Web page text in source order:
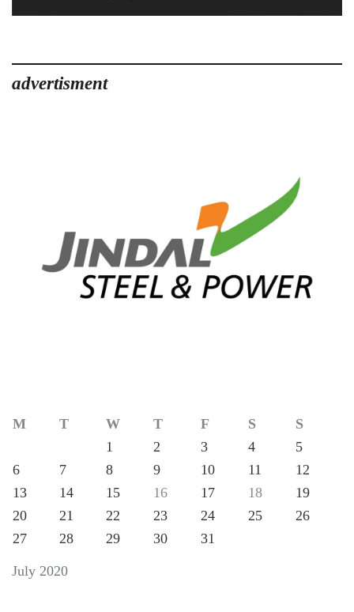
advertisment
July 2020
M T W T F S
S
1
2 3 4
5
6
7 8 9 10 11
12
13
14 15 16 17 18
19
20
21 22 23 24 25
26
27
28 29 30 31